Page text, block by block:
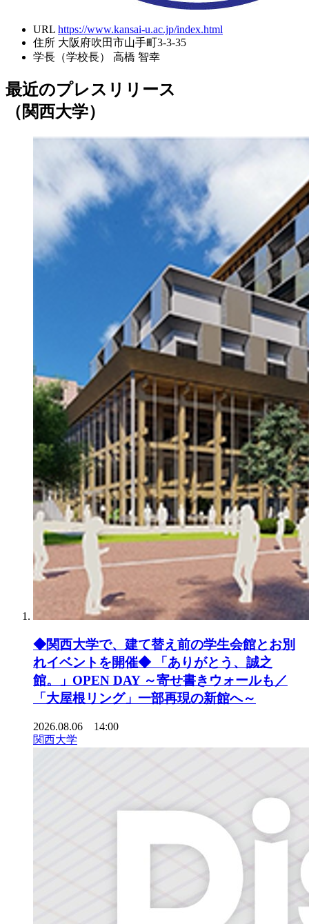
URL https://www.kansai-u.ac.jp/index.html
住所 大阪府吹田市山手町3-3-35
学長（学校長）
高橋 智幸
最近のプレスリリース
（関西大学）
◆関西大学で、建て替え前の学生会館とお別
れイベントを開催◆ 「ありがとう、誠之
館。」OPEN DAY ～寄せ書きウォールも／
「大屋根リング」一部再現の新館へ～
2026.08.06 14:00
関西大学